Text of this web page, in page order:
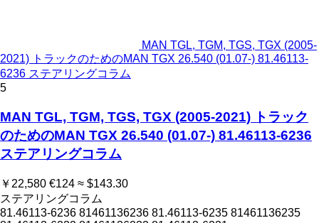
MAN TGL, TGM, TGS, TGX (2005-
2021) トラックのためのMAN TGX 26.540 (01.07-) 81.46113-
6236 ステアリングコラム
5
MAN TGL, TGM, TGS, TGX (2005-2021) トラック
のためのMAN TGX 26.540 (01.07-) 81.46113-6236
ステアリングコラム
￥22,580 €124 ≈ $143.30
ステアリングコラム
81.46113-6236 81461136236 81.46113-6235 81461136235